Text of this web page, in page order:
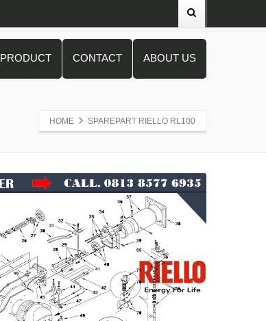
PRODUCT CONTACT ABOUT US
HOME SPAREPART RIELLO RL100